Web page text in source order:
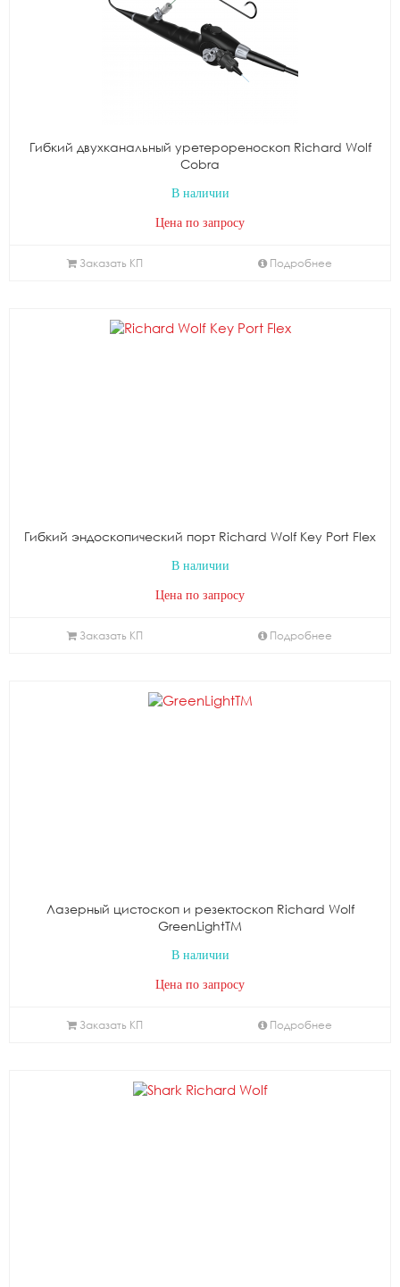
Гибкий двухканальный уретерореноскоп Richard Wolf
Cobra
В наличии
Цена по запросу
Заказать КП Подробнее
Гибкий эндоскопический порт Richard Wolf Key Port Flex
В наличии
Цена по запросу
Заказать КП Подробнее
Лазерный цистоскоп и резектоскоп Richard Wolf
GreenLightTM
В наличии
Цена по запросу
Заказать КП Подробнее